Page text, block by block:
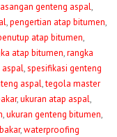
genteng aspal,
,pengertian atap bitumen,
atap bitumen,
atap bitumen,rangka
aspal,spesifikasi genteng
aspal,tegola master
,ukuran atap aspal,
,ukuran genteng bitumen,
,waterproofing